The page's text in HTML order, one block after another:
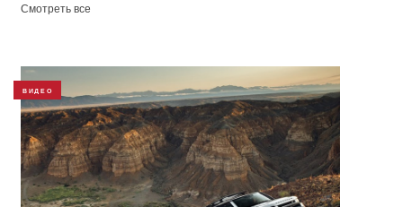
Смотреть все
ВИДЕО